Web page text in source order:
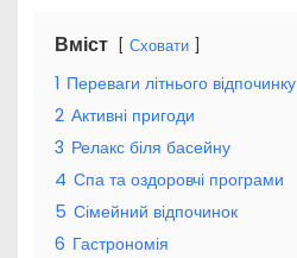
Вміст Сховати
1 Переваги літнього відпочинку
2 Активні пригоди
3 Релакс біля басейну
4 Спа та оздоровчі програми
5 Сімейний відпочинок
6 Гастрономія